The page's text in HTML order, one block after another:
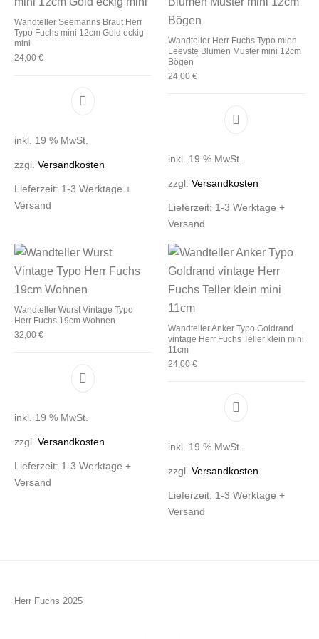
Wandteller Seemanns Braut Herr
Typo Fuchs mini 12cm Gold eckig
mini
24,00€
inkl. 19 % MwSt.
zzgl.Versandkosten
Lieferzeit: 1-3 Werktage +
Versand
Wandteller Herr Fuchs Typo mien
Leevste Blumen Muster mini 12cm
Bögen
24,00 €
inkl. 19 % MwSt.
zzgl. Versandkosten
Lieferzeit: 1-3 Werktage +
Versand
Wandteller Wurst Vintage Typo
Herr Fuchs 19cm Wohnen
32,00€
inkl. 19 % MwSt.
zzgl.Versandkosten
Lieferzeit: 1-3 Werktage +
Versand
Wandteller Anker Typo Goldrand
vintage Herr Fuchs Teller klein mini
11cm
24,00 €
inkl. 19 % MwSt.
zzgl. Versandkosten
Lieferzeit: 1-3 Werktage +
Versand
Herr Fuchs 2025